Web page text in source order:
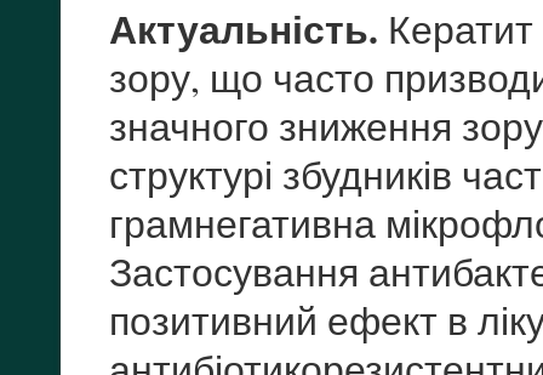
Актуальність.
зору, що часто
значного зниження зору
структурі збудників
грамнегативна
Застосування
позитивний ефект в